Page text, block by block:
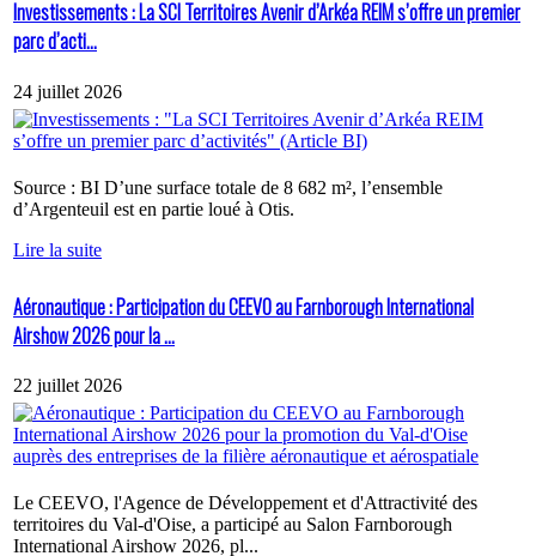
Investissements : La SCI Territoires Avenir d’Arkéa REIM s’offre un premier
parc d’acti...
24 juillet 2026
Source : BI D’une surface totale de 8 682 m², l’ensemble
d’Argenteuil est en partie loué à Otis.
Lire la suite
Aéronautique : Participation du CEEVO au Farnborough International
Airshow 2026 pour la ...
22 juillet 2026
Le CEEVO, l'Agence de Développement et d'Attractivité des
territoires du Val-d'Oise, a participé au Salon Farnborough
International Airshow 2026, pl...